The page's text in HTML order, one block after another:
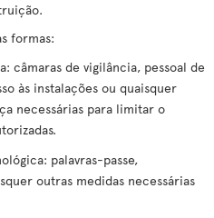
formas:
câmaras de vigilância, pessoal de
às instalações ou quaisquer
necessárias para limitar o
palavras-passe,
outras medidas necessárias